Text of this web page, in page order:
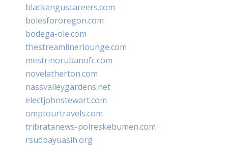
blackanguscareers.com
bolesfororegon.com
bodega-ole.com
thestreamlinerlounge.com
mestrinorubanofc.com
novelatherton.com
nassvalleygardens.net
electjohnstewart.com
omptourtravels.com
tribratanews-polreskebumen.com
rsudbayuasih.org